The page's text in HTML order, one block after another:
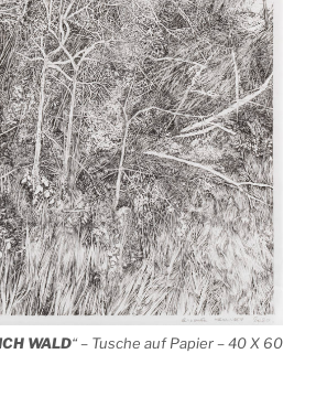
WALD“ – Tusche auf Papier – 40 X 60